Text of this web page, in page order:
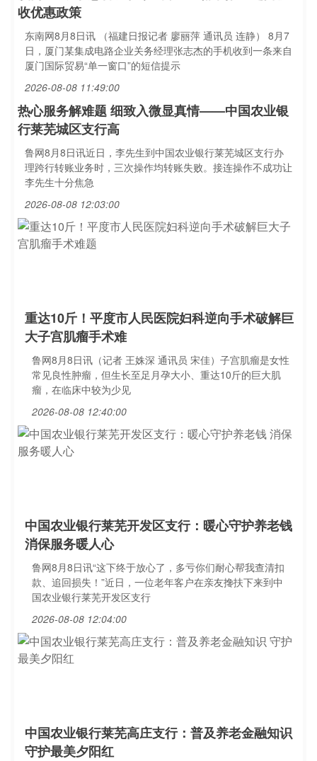
收优惠政策
东南网8月8日讯 （福建日报记者 廖丽萍 通讯员 连静） 8月7
日，厦门某集成电路企业关务经理张志杰的手机收到一条来自
厦门国际贸易“单一窗口”的短信提示
2026-08-08 11:49:00
热心服务解难题 细致入微显真情——中国农业银
行莱芜城区支行高
鲁网8月8日讯近日，李先生到中国农业银行莱芜城区支行办
理跨行转账业务时，三次操作均转账失败。接连操作不成功让
李先生十分焦急
2026-08-08 12:03:00
重达10斤！平度市人民医院妇科逆向手术破解巨
大子宫肌瘤手术难
鲁网8月8日讯（记者 王姝深 通讯员 宋佳）子宫肌瘤是女性
常见良性肿瘤，但生长至足月孕大小、重达10斤的巨大肌
瘤，在临床中较为少见
2026-08-08 12:40:00
中国农业银行莱芜开发区支行：暖心守护养老钱
消保服务暖人心
鲁网8月8日讯“这下终于放心了，多亏你们耐心帮我查清扣
款、追回损失！”近日，一位老年客户在亲友搀扶下来到中
国农业银行莱芜开发区支行
2026-08-08 12:04:00
中国农业银行莱芜高庄支行：普及养老金融知识
守护最美夕阳红